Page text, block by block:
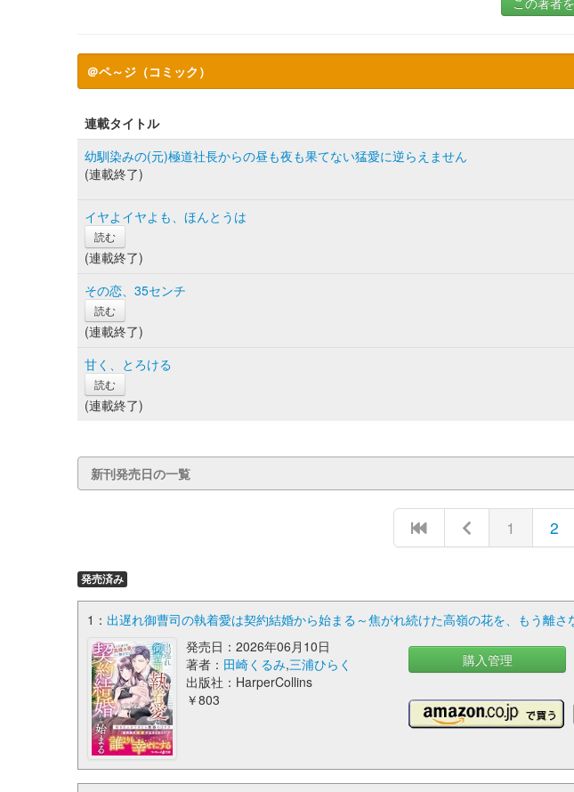
＠ペ～ジ（コミック）
連載タイトル
幼馴染みの(元)極道社長からの昼も夜も果てない猛愛に逆らえません
(連載終了)
イヤよイヤよも、ほんとうは
読む
(連載終了)
その恋、35センチ
読む
(連載終了)
甘く、とろける
読む
(連載終了)
新刊発売日の一覧
1 2
発売済み
1： 出遅れ御曹司の執着愛は契約結婚から始まる～焦がれ続けた高嶺の花を、もう離
発売日：2026年06月10日
著者： 田崎くるみ,三浦ひらく
出版社：HarperCollins
￥803
購入管理